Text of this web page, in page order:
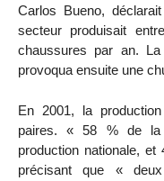
Carlos Bueno,
secteur produisait
chaussures par an.
provoqua ensuite une
En 2001, la
paires. « 58 % de la
production nationale,
précisant que «